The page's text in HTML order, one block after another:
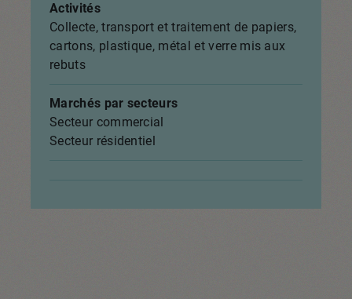
Activités
Collecte, transport et traitement de papiers,
cartons, plastique, métal et verre mis aux
rebuts
Marchés par secteurs
Secteur commercial
Secteur résidentiel